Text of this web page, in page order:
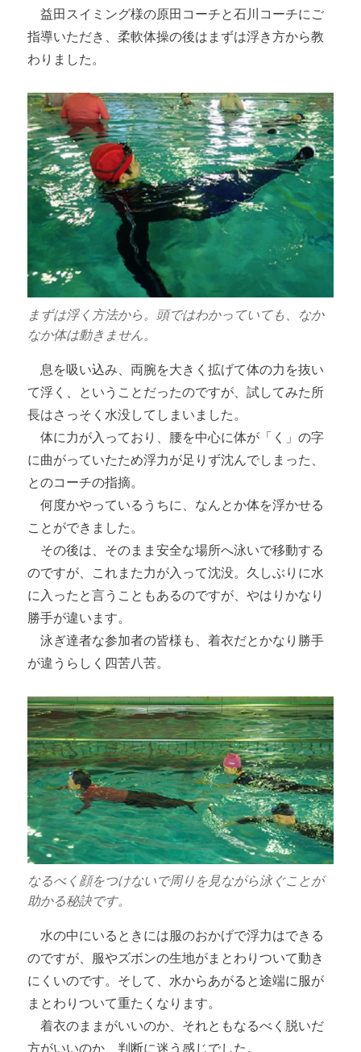
益田スイミング様の原田コーチと石川コーチにご
指導いただき、柔軟体操の後はまずは浮き方から教
わりました。
まずは浮く方法から。頭ではわかっていても、なか
なか体は動きません。
息を吸い込み、両腕を大きく拡げて体の力を抜い
て浮く、ということだったのですが、試してみた所
長はさっそく水没してしまいました。
体に力が入っており、腰を中心に体が「く」の字
に曲がっていたため浮力が足りず沈んでしまった、
とのコーチの指摘。
何度かやっているうちに、なんとか体を浮かせる
ことができました。
その後は、そのまま安全な場所へ泳いで移動する
のですが、これまた力が入って沈没。久しぶりに水
に入ったと言うこともあるのですが、やはりかなり
勝手が違います。
泳ぎ達者な参加者の皆様も、着衣だとかなり勝手
が違うらしく四苦八苦。
なるべく顔をつけないで周りを見ながら泳ぐことが
助かる秘訣です。
水の中にいるときには服のおかげで浮力はできる
のですが、服やズボンの生地がまとわりついて動き
にくいのです。そして、水からあがると途端に服が
まとわりついて重たくなります。
着衣のままがいいのか、それともなるべく脱いだ
方がいいのか、判断に迷う感じでした。